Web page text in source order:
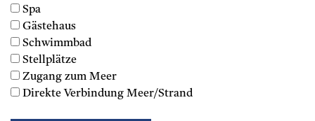
Spa
Gästehaus
Schwimmbad
Stellplätze
Zugang zum Meer
Direkte Verbindung Meer/Strand